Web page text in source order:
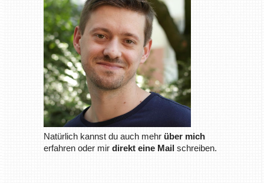
Natürlich kannst du auch mehr über mich
erfahren oder mir direkt eine Mail schreiben.